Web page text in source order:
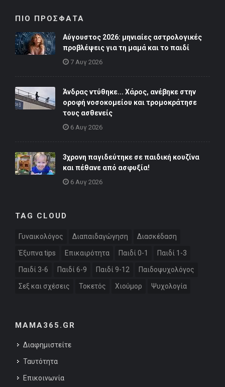
ΠΙΟ ΠΡΟΣΦΑΤΑ
Αύγουστος 2026: μηνιαίες αστρολογικές
προβλέψεις για τη μαμά και το παιδί
7 Αυγ 2026
Άνδρας ντύθηκε... Χάρος, ανέβηκε στην
οροφή νοσοκομείου και τρομοκράτησε
τους ασθενείς
6 Αυγ 2026
3χρονη παγιδεύτηκε σε παιδική κουζίνα
και πέθανε από ασφυξία!
6 Αυγ 2026
TAG CLOUD
Γυναικολόγος Διαπαιδαγώγηση Διασκέδαση
Έξυπνα tips Επικαιρότητα Παιδί 0-1 Παιδί 1-3
Παιδί 3-6 Παιδί 6-9 Παιδί 9-12 Παιδοψυχολόγος
Σεξ και σχέσεις Τοκετός Χιούμορ Ψυχολογία
MAMA365.GR
Διαφημιστείτε
Ταυτότητα
Επικοινωνία